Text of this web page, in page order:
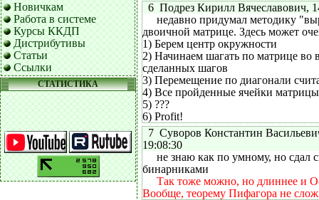
Новичкам
Работа в системе
Курсы ККДП
Дистрибутивы
Статьи
Ссылки
СТАТИСТИКА
6 Подрез Кирилл Вячеславович,
недавно придумал методику
двоичной матрице. Здесь может
1) Берем центр окружности
2) Начинаем шагать по матрице во
сделанных шагов
3) Перемещение по диагонали
4) Все пройденные ячейки
5) ???
6) Profit!
7 Суворов Константин
19:08:30
не знаю как по умному, но сдал
бинарниками
Так тоже можно, но длиннее и
Вообще, теорему Пифагора не